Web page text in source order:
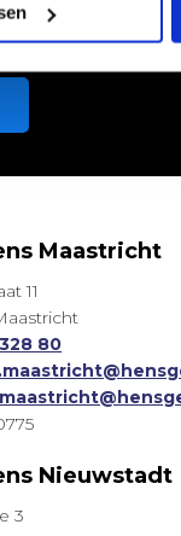
Maastricht
11
80
Nieuwstadt
3